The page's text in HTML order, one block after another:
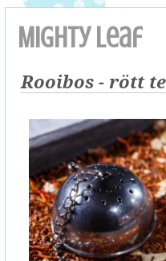
Mighty Leaf
Rooibos - rött te